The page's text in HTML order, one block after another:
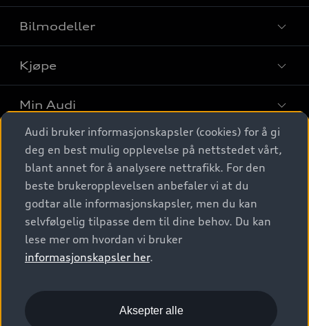
Bilmodeller
Finn din Audi
Sammenlign bilmodeller
Elbiler
SUV
Stasjonsvogn
Sportback
S/RS
Konseptbiler og prototyper
Kjøpe
Kjøpshjelp
Biler på lager
Finn forhandler
Bestill prøvekjøring
Kontakt forhandler
Bilgarantier
Min Audi
Behold nybilfølelsen
Audi Originalt tilbehør
Verkstedtjenester
Digitale tjenester
Audi digitale tjenester
Audi connect
Functions on demand
Kom i gang med myAudi
Audi Norge
Kundeservice
Audi Driving Experience
© 2026 AUDI NORGE. All Rights Reserved.
Imprint
Audi bruker informasjonskapsler (cookies) for å gi
deg en best mulig opplevelse på nettstedet vårt,
blant annet for å analysere nettrafikk. For den
beste brukeropplevelsen anbefaler vi at du
godtar alle informasjonskapsler, men du kan
selvfølgelig tilpasse dem til dine behov. Du kan
lese mer om hvordan vi bruker
informasjonskapsler her.
Aksepter alle